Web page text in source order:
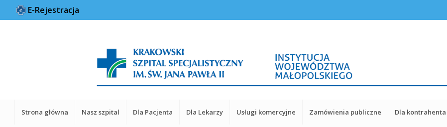
E-Rejestracja
Strona główna Nasz szpital Dla Pacjenta Dla Lekarzy Usługi komercyjne Zamówienia publiczne Dla kontrahenta